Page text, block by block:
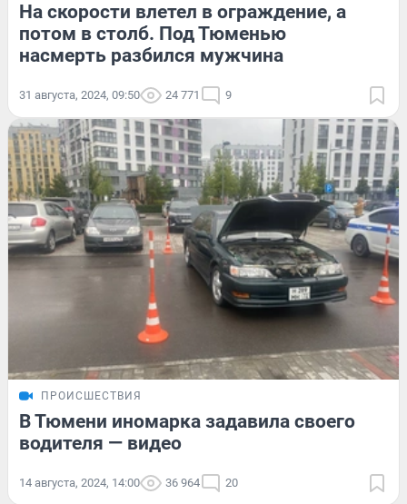
На скорости влетел в ограждение, а
потом в столб. Под Тюменью
насмерть разбился мужчина
31 августа, 2024, 09:50 24 771 9
ПРОИСШЕСТВИЯ
В Тюмени иномарка задавила своего
водителя — видео
14 августа, 2024, 14:00 36 964 20